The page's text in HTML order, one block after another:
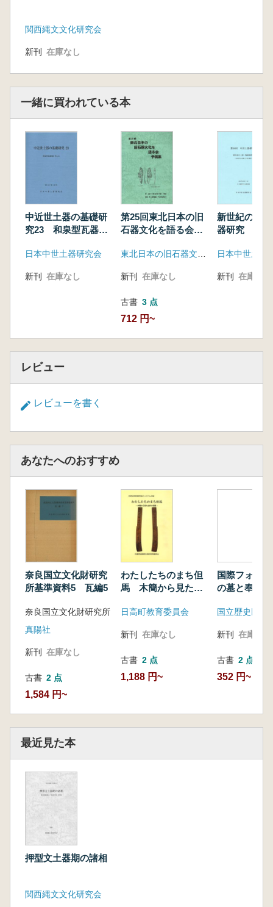
10 愛知県 村上昇 11 石川県 新出直典
<研究発表・事例報告要旨補遺>
遠部 慎 西日本における押型文土器群の年代
とその環境
西岡誠司 神戸市域での事例 最近の調査例を
含めて
矢野健一 押型文土器編年の現状と課題
関西縄文文化研究会
新刊 在庫なし
一緒に買われている本
中近世土器の基礎研
究23 和泉型瓦器椀
日本中世土器研究会
新刊 在庫なし
第25回東北日本の旧
石器文化を語る会
新刊 在庫なし
古書 3 点
712 円~
新世紀の土
器研究
日本中世土器
新刊 在庫なし
レビュー
レビューを書く
あなたへのおすすめ
奈良国立文化財研究
所基準資料5 瓦編5
奈良国立文化財研究所
真陽社
新刊 在庫なし
古書 2 点
1,584 円~
わたしたちのまち但
馬 木簡から見た古
日高町教育委員会
新刊 在庫なし
古書 2 点
1,188 円~
国際フォー
の墓と奉仕
国立歴史民俗
新刊 在庫なし
古書 2 点
352 円~
最近見た本
押型文土器期の諸相
関西縄文文化研究会